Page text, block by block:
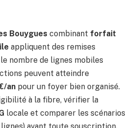
Bouygues combinant forfait
appliquent des remises
nombre de lignes mobiles
peuvent atteindre
an pour un foyer bien organisé.
à la fibre, vérifier la
locale et comparer les scénarios
lignes) avant toute souscription.